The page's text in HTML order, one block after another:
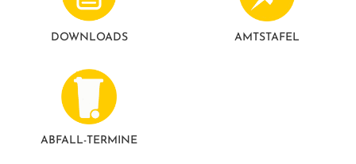
DOWNLOADS AMTSTAFEL
ABFALL-TERMINE